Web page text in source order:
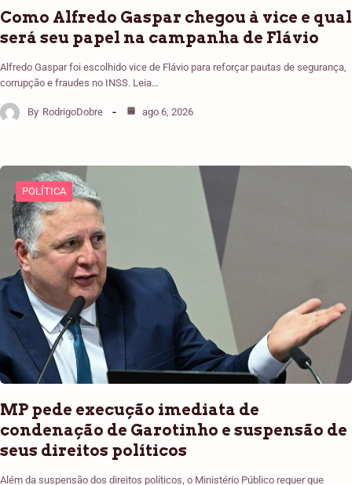
Como Alfredo Gaspar chegou à vice e qual
será seu papel na campanha de Flávio
Alfredo Gaspar foi escolhido vice de Flávio para reforçar pautas de segurança,
corrupção e fraudes no INSS. Leia…
By RodrigoDobre ago 6, 2026
POLÍTICA
MP pede execução imediata de
condenação de Garotinho e suspensão de
seus direitos políticos
Além da suspensão dos direitos políticos, o Ministério Público requer que